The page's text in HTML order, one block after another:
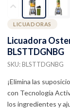
LICUADORAS
Licuadora
BLSTTDGNBG
SKU: BLSTTDGNBG
¡Elimina las
con Tecnología
los ingredientes y